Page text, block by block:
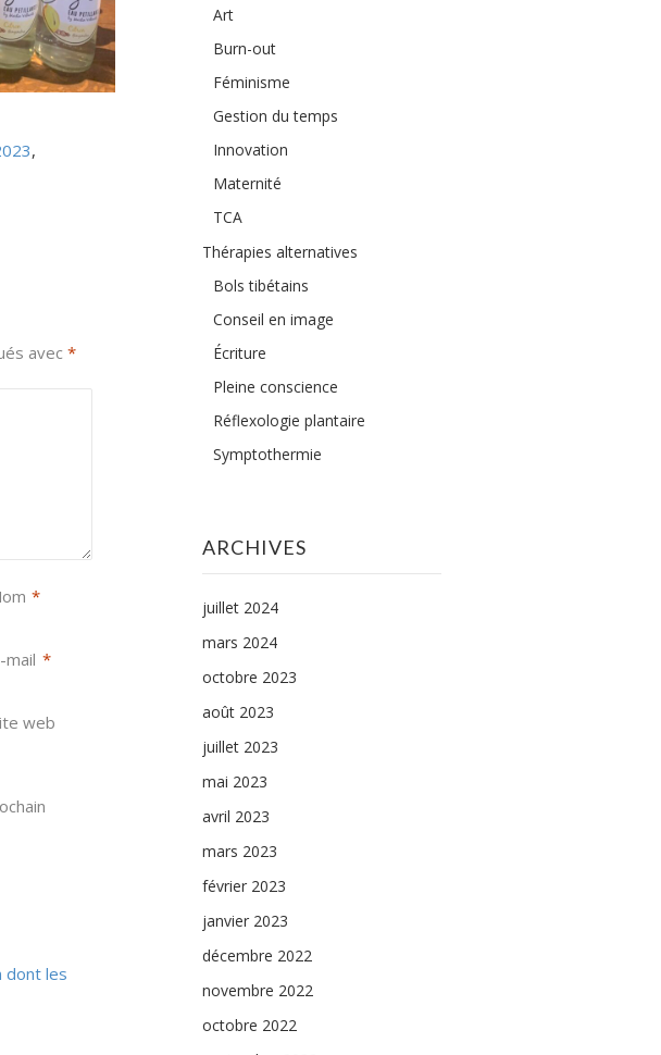
,
avec *
*
mail *
web
dont les
Art
Burn-out
Féminisme
Gestion du temps
Innovation
Maternité
TCA
Thérapies alternatives
Bols tibétains
Conseil en image
Écriture
Pleine conscience
Réflexologie plantaire
Symptothermie
ARCHIVES
juillet 2024
mars 2024
octobre 2023
août 2023
juillet 2023
mai 2023
avril 2023
mars 2023
février 2023
janvier 2023
décembre 2022
novembre 2022
octobre 2022